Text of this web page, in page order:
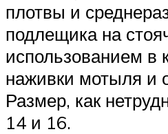
плотвы и
подлещика на
использованием в
наживки мотыля и
Размер, как
14 и 16.